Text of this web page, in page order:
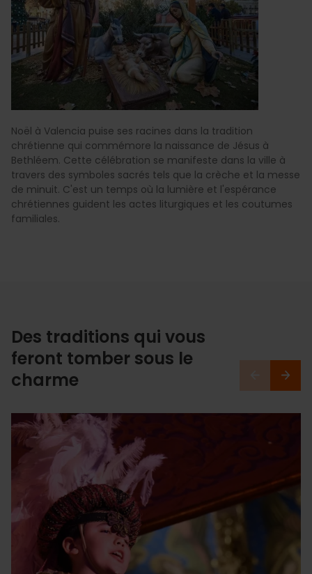
Noël à Valencia puise ses racines dans la tradition
chrétienne qui commémore la naissance de Jésus à
Bethléem. Cette célébration se manifeste dans la ville à
travers des symboles sacrés tels que la crèche et la messe
de minuit. C'est un temps où la lumière et l'espérance
chrétiennes guident les actes liturgiques et les coutumes
familiales.
Des traditions qui vous
feront tomber sous le
charme